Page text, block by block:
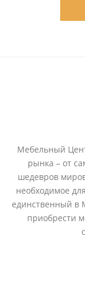
Мебельный
рынка – от
шедевров
необходимое
единственный в
приобрести